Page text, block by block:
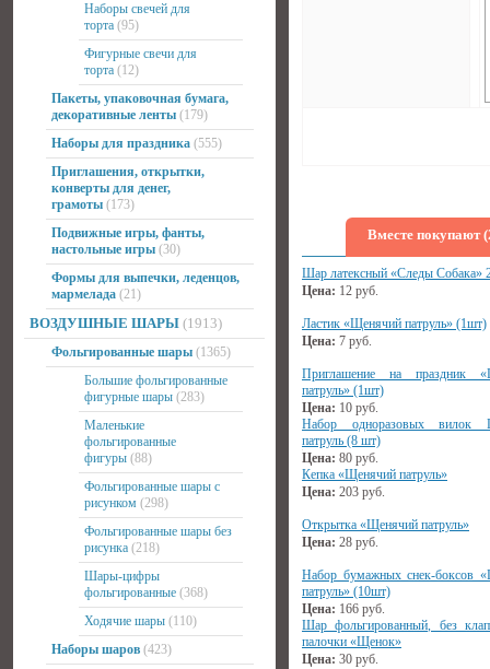
Наборы свечей для
торта (95)
Фигурные свечи для
торта (12)
Пакеты, упаковочная бумага,
декоративные ленты (179)
Наборы для праздника (555)
Приглашения, открытки,
конверты для денег,
грамоты (173)
Подвижные игры, фанты,
настольные игры (30)
Формы для выпечки, леденцов,
мармелада (21)
ВОЗДУШНЫЕ ШАРЫ (1913)
Фольгированные шары (1365)
Большие фольгированные
фигурные шары (283)
Маленькие
фольгированные
фигуры (88)
Фольгированные шары с
рисунком (298)
Фольгированные шары без
рисунка (218)
Шары-цифры
фольгированные (368)
Ходячие шары (110)
Наборы шаров (423)
Вместе покупают
Шар латексный «Следы Собака»
Цена: 12 руб.
Ластик «Щенячий патруль» (1шт)
Цена: 7 руб.
Приглашение на праздник
патруль» (1шт)
Цена: 10 руб.
Набор одноразовых вилок
патруль (8 шт)
Цена: 80 руб.
Кепка «Щенячий патруль»
Цена: 203 руб.
Открытка «Щенячий патруль»
Цена: 28 руб.
Набор бумажных снек-боксов
патруль» (10шт)
Цена: 166 руб.
Шар фольгированный, без
палочки «Щенок»
Цена: 30 руб.